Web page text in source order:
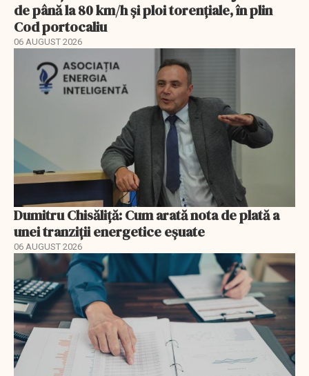
de până la 80 km/h și ploi torențiale, în plin
Cod portocaliu
06 AUGUST 2026
Dumitru Chisăliță: Cum arată nota de plată a
unei tranziții energetice eșuate
06 AUGUST 2026